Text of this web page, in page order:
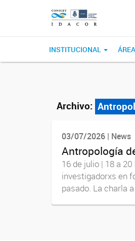
INSTITUCIONAL
Archivo:
03/07/2026 | News
Antropología
16 de julio | 18 a
investigadorxs en
pasado. La charla